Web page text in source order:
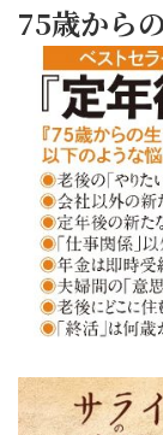
75歳から